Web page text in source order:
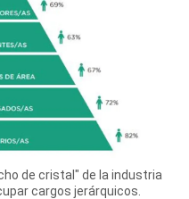
de cristal" de la industria
cargos jerárquicos.